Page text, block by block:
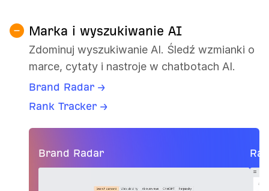
Marka i wyszukiwanie AI
Zdominuj wyszukiwanie AI. Śledź wzmianki o
marce, cytaty i nastroje w chatbotach AI.
Brand Radar →
Rank Tracker →
Brand Radar